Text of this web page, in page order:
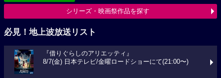
シリーズ・映画祭作品を探す
必見！地上波放送リスト
『借りぐらしのアリエッティ』
8/7(金) 日本テレビ/金曜ロードショーにて(21:00〜)